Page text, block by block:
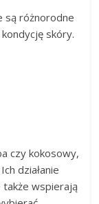
są różnorodne
skóry.
czy kokosowy,
działanie
także wspierają